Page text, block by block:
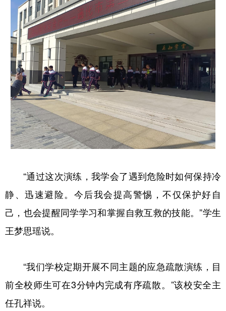
“通过这次演练，我学会了遇到危险时如何保持冷
静、迅速避险。今后我会提高警惕，不仅保护好自
己，也会提醒同学学习和掌握自救互救的技能。”学生
王梦思瑶说。
“我们学校定期开展不同主题的应急疏散演练，目
前全校师生可在3分钟内完成有序疏散。”该校安全主
任孔祥说。